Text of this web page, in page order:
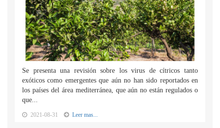
Se presenta una revisión sobre los virus de cítricos tanto
exóticos como emergentes que aún no han sido reportados en
los países del área mediterránea, que aún no están regulados o
que...
2021-08-31 Leer mas...